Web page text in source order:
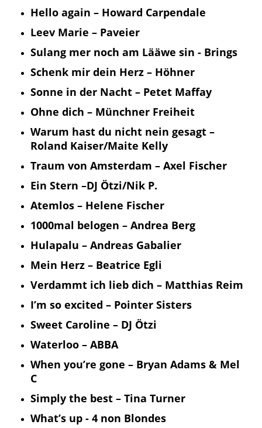
Hello again – Howard Carpendale
Leev Marie – Paveier
Sulang mer noch am Lääwe sin - Brings
Schenk mir dein Herz – Höhner
Sonne in der Nacht – Petet Maffay
Ohne dich – Münchner Freiheit
Warum hast du nicht nein gesagt –
Roland Kaiser/Maite Kelly
Traum von Amsterdam – Axel Fischer
Ein Stern –DJ Ötzi/Nik P.
Atemlos – Helene Fischer
1000mal belogen – Andrea Berg
Hulapalu – Andreas Gabalier
Mein Herz – Beatrice Egli
Verdammt ich lieb dich – Matthias Reim
I’m so excited – Pointer Sisters
Sweet Caroline – DJ Ötzi
Waterloo – ABBA
When you’re gone – Bryan Adams & Mel
C
Simply the best – Tina Turner
What’s up - 4 non Blondes